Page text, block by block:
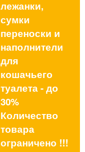
лежанки,
сумки
переноски и
наполнители
для
кошачьего
туалета - до
30%
Количество
товара
ограничено !!!